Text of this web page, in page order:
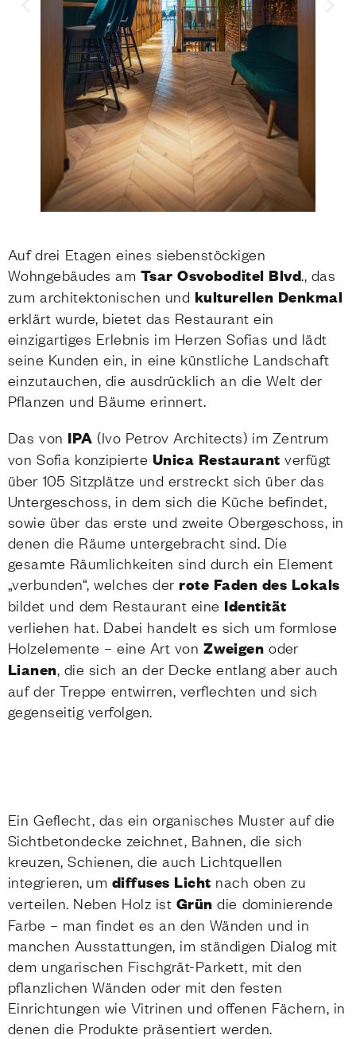
Auf drei Etagen eines siebenstöckigen
Wohngebäudes am Tsar Osvoboditel Blvd., das
zum architektonischen und kulturellen Denkmal
erklärt wurde, bietet das Restaurant ein
einzigartiges Erlebnis im Herzen Sofias und lädt
seine Kunden ein, in eine künstliche Landschaft
einzutauchen, die ausdrücklich an die Welt der
Pflanzen und Bäume erinnert.
Das von IPA (Ivo Petrov Architects) im Zentrum
von Sofia konzipierte Unica Restaurant verfügt
über 105 Sitzplätze und erstreckt sich über das
Untergeschoss, in dem sich die Küche befindet,
sowie über das erste und zweite Obergeschoss, in
denen die Räume untergebracht sind. Die
gesamte Räumlichkeiten sind durch ein Element
„verbunden“, welches derrote Faden des Lokals
bildet und dem Restaurant eine Identität
verliehen hat. Dabei handelt es sich um formlose
Holzelemente – eine Art vonZweigen oder
Lianen, die sich an der Decke entlang aber auch
auf der Treppe entwirren, verflechten und sich
gegenseitig verfolgen.
Ein Geflecht, das ein organisches Muster auf die
Sichtbetondecke zeichnet, Bahnen, die sich
kreuzen, Schienen, die auch Lichtquellen
integrieren, um diffuses Licht nach oben zu
verteilen. Neben Holz ist Grün die dominierende
Farbe – man findet es an den Wänden und in
manchen Ausstattungen, im ständigen Dialog mit
dem ungarischen Fischgrät-Parkett, mit den
pflanzlichen Wänden oder mit den festen
Einrichtungen wie Vitrinen und offenen Fächern, in
denen die Produkte präsentiert werden.